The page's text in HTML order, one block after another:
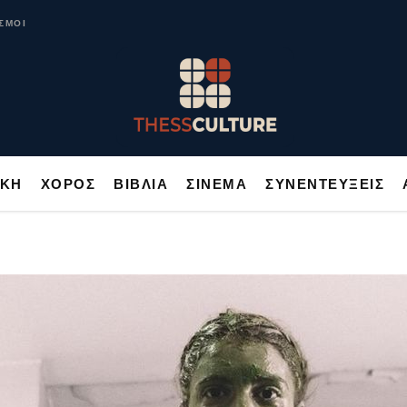
ΧΟΡΟΣ ΒΙΒΛΙΑ ΣΙΝΕΜΑ ΣΥΝΕΝΤΕΥΞΕΙΣ